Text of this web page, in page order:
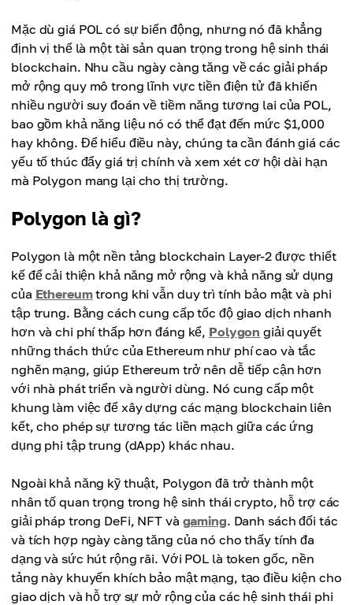
Mặc dù giá POL có sự biến động, nhưng nó đã khẳng
định vị thế là một tài sản quan trọng trong hệ sinh thái
blockchain. Nhu cầu ngày càng tăng về các giải pháp
mở rộng quy mô trong lĩnh vực tiền điện tử đã khiến
nhiều người suy đoán về tiềm năng tương lai của POL,
bao gồm khả năng liệu nó có thể đạt đến mức $1,000
hay không. Để hiểu điều này, chúng ta cần đánh giá các
yếu tố thúc đẩy giá trị chính và xem xét cơ hội dài hạn
mà Polygon mang lại cho thị trường.
Polygon là gì?
Polygon là một nền tảng blockchain Layer-2 được thiết
kế để cải thiện khả năng mở rộng và khả năng sử dụng
của Ethereumtrong khi vẫn duy trì tính bảo mật và phi
tập trung. Bằng cách cung cấp tốc độ giao dịch nhanh
hơn và chi phí thấp hơn đáng kể, Polygon giải quyết
những thách thức của Ethereum như phí cao và tắc
nghẽn mạng, giúp Ethereum trở nên dễ tiếp cận hơn
với nhà phát triển và người dùng. Nó cung cấp một
khung làm việc để xây dựng các mạng blockchain liên
kết, cho phép sự tương tác liền mạch giữa các ứng
dụng phi tập trung (dApp) khác nhau.
Ngoài khả năng kỹ thuật, Polygon đã trở thành một
nhân tố quan trọng trong hệ sinh thái crypto, hỗ trợ các
giải pháp trong DeFi, NFT và gaming. Danh sách đối tác
và tích hợp ngày càng tăng của nó cho thấy tính đa
dạng và sức hút rộng rãi. Với POL là token gốc, nền
tảng này khuyến khích bảo mật mạng, tạo điều kiện cho
giao dịch và hỗ trợ sự mở rộng của các hệ sinh thái phi